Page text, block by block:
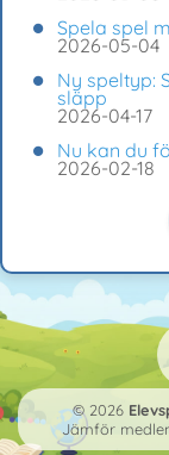
Spela spel
2026-05-04
Ny speltyp:
släpp
2026-04-17
Nu kan du
2026-02-18
© 2026
Jämför